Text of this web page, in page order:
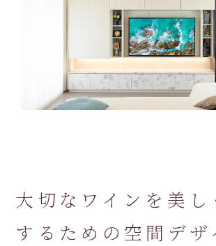
大切なワインを美し
するための空間デザ